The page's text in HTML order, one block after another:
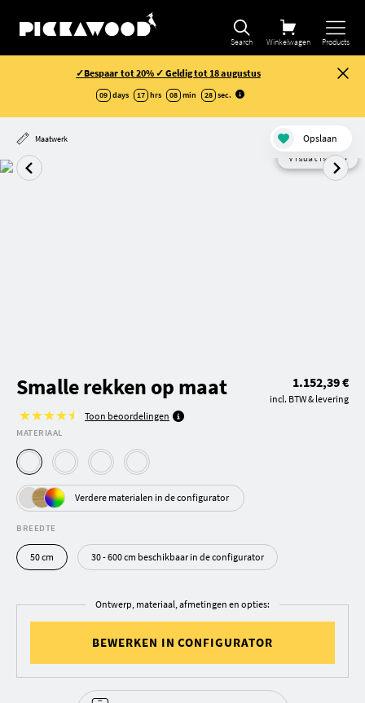
Search Winkelwagen Products
✓Bespaar tot 20% ✓ Geldig tot 18 augustus
09 days 17 hrs 08 min 27 sec.
Maatwerk Opslaan
Visualisatie
Smalle rekken op maat
Toon beoordelingen
1.152,39 €
incl. BTW & levering
MATERIAAL
Verdere materialen in de configurator
BREEDTE
50 cm 30 - 600 cm beschikbaar in de configurator
Ontwerp, materiaal, afmetingen en opties:
BEWERKEN IN CONFIGURATOR